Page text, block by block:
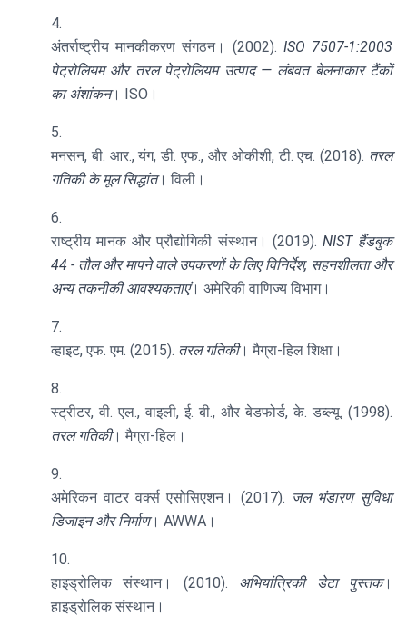
अंतर्राष्ट्रीय मानकीकरण संगठन। (2002). ISO 7507-1:2003
पेट्रोलियम और तरल पेट्रोलियम उत्पाद — लंबवत बेलनाकार टैंकों
का अंशांकन। ISO।
मनसन, बी. आर., यंग, डी. एफ., और ओकीशी, टी. एच. (2018). तरल
गतिकी के मूल सिद्धांत। विली।
राष्ट्रीय मानक और प्रौद्योगिकी संस्थान। (2019). NIST हैंडबुक
44 - तौल और मापने वाले उपकरणों के लिए विनिर्देश, सहनशीलता और
अन्य तकनीकी आवश्यकताएं। अमेरिकी वाणिज्य विभाग।
व्हाइट, एफ. एम. (2015). तरल गतिकी। मैग्रा-हिल शिक्षा।
स्ट्रीटर, वी. एल., वाइली, ई. बी., और बेडफोर्ड, के. डब्ल्यू. (1998).
तरल गतिकी। मैग्रा-हिल।
अमेरिकन वाटर वर्क्स एसोसिएशन। (2017). जल भंडारण सुविधा
डिजाइन और निर्माण। AWWA।
हाइड्रोलिक संस्थान। (2010). अभियांत्रिकी डेटा पुस्तक।
हाइड्रोलिक संस्थान।